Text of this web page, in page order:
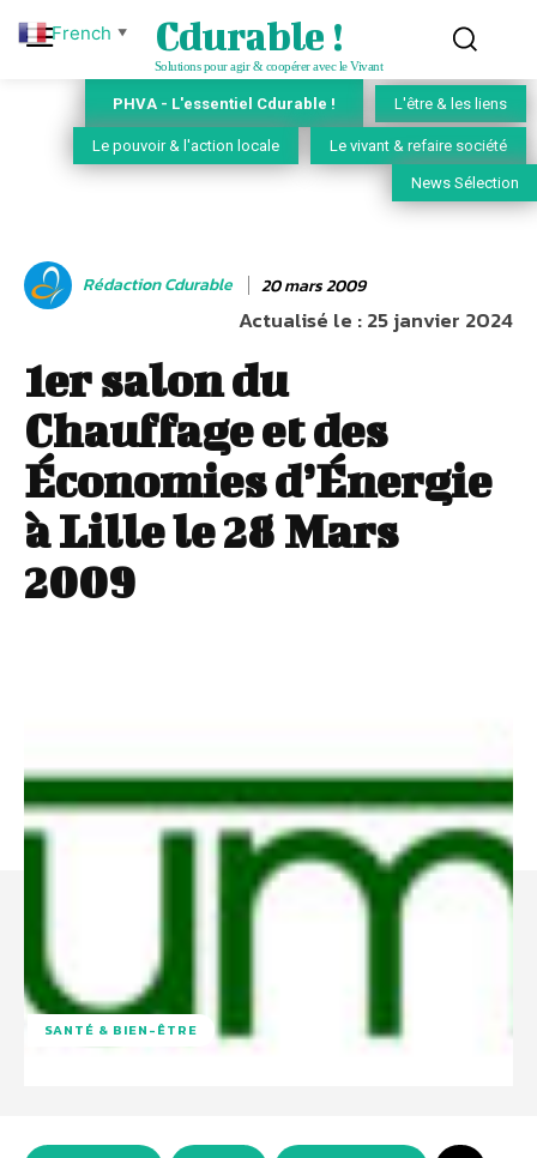
Cdurable !
Solutions pour agir & coopérer avec le Vivant
PHVA - L'essentiel Cdurable ! L'être & les liens
Le pouvoir & l'action locale Le vivant & refaire société
News Sélection
Rédaction Cdurable 20 mars 2009
Actualisé le :25 janvier 2024
1er salon du
Chauffage et des
Économies d’Énergie
à Lille le 28 Mars
2009
SANTÉ & BIEN-ÊTRE
French ▼